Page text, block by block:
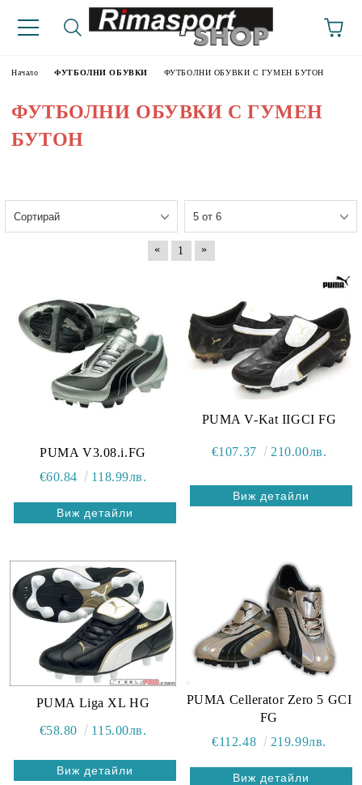
Начало ФУТБОЛНИ ОБУВКИ ФУТБОЛНИ ОБУВКИ С ГУМЕН БУТОН
ФУТБОЛНИ ОБУВКИ С ГУМЕН
БУТОН
« 1 »
PUMA V3.08.i.FG
€60.84
118.99лв.
Виж детайли
PUMA V-Kat IIGCI FG
€107.37 210.00лв.
Виж детайли
PUMA Liga XL HG
€58.80 115.00лв.
Виж детайли
PUMA Cellerator Zero 5 GCI
FG
€112.48
219.99лв.
Виж детайли